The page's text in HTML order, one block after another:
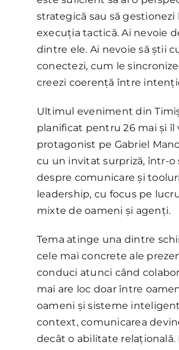
strategică sau să gestionezi
execuția tactică. Ai nevoie
dintre ele. Ai nevoie să știi
conectezi, cum le
creezi coerență între
Ultimul eveniment din
planificat pentru 26 mai și îl
protagonist pe Gabriel
cu un invitat surpriză, într-o
despre comunicare și
leadership, cu focus pe
mixte de oameni și agenți.
Tema atinge una dintre
cele mai concrete ale
conduci atunci când
mai are loc doar între
oameni și sisteme
context, comunicarea
decât o abilitate relațională.